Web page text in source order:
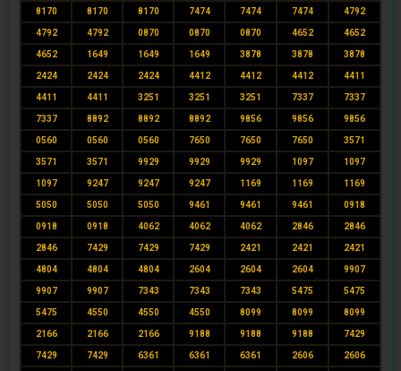
8170 8170 8170 7474 7474 7474 4792
4792 4792 0870 0870 0870 4652 4652
4652 1649 1649 1649 3878 3878 3878
2424 2424 2424 4412 4412 4412 4411
4411 4411 3251 3251 3251 7337 7337
7337 8892 8892 8892 9856 9856 9856
0560 0560 0560 7650 7650 7650 3571
3571 3571 9929 9929 9929 1097 1097
1097 9247 9247 9247 1169 1169 1169
5050 5050 5050 9461 9461 9461 0918
0918 0918 4062 4062 4062 2846 2846
2846 7429 7429 7429 2421 2421 2421
4804 4804 4804 2604 2604 2604 9907
9907 9907 7343 7343 7343 5475 5475
5475 4550 4550 4550 8099 8099 8099
2166 2166 2166 9188 9188 9188 7429
7429 7429 6361 6361 6361 2606 2606